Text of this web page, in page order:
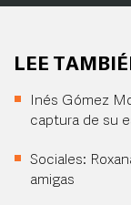
LEE
Inés Gómez
captura de su
Sociales:
amigas